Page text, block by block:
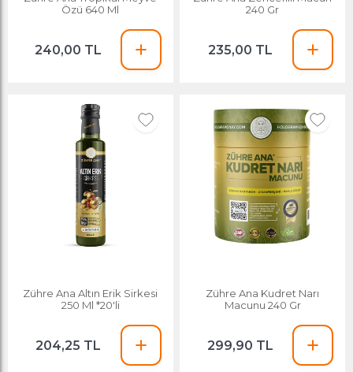
Özü 640 Ml
240,00 TL
240 Gr
235,00 TL
Zühre Ana Altın Erik Sirkesi
250 Ml *20'li
204,25 TL
Zühre Ana Kudret Narı
Macunu 240 Gr
299,90 TL